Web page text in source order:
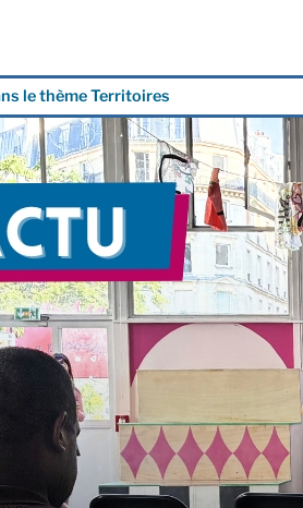
le thème Territoires